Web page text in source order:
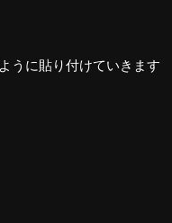
うに貼り付けていきます